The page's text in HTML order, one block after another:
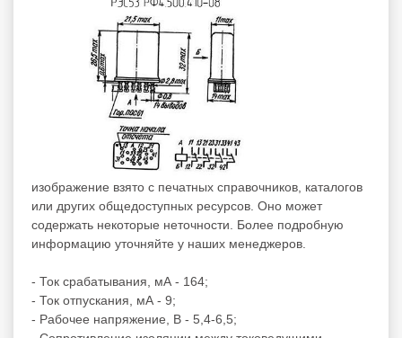
изображение взято с печатных справочников, каталогов
или других общедоступных ресурсов. Оно может
содержать некоторые неточности. Более подробную
информацию уточняйте у наших менеджеров.
- Ток срабатывания, мА - 164;
- Ток отпускания, мА - 9;
- Рабочее напряжение, В - 5,4-6,5;